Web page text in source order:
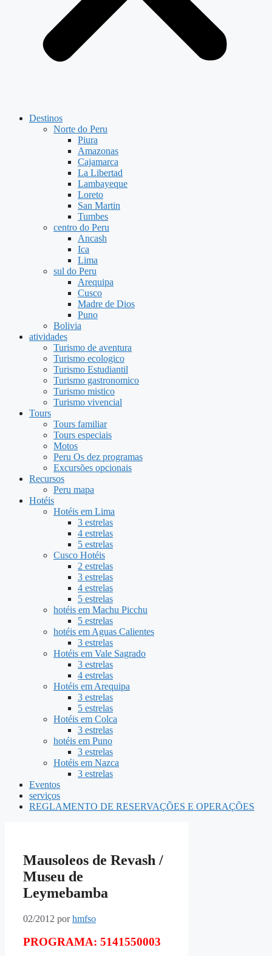
Destinos
Norte do Peru
Piura
Amazonas
Cajamarca
La Libertad
Lambayeque
Loreto
San Martin
Tumbes
centro do Peru
Ancash
Ica
Lima
sul do Peru
Arequipa
Cusco
Madre de Dios
Puno
Bolivia
atividades
Turismo de aventura
Turismo ecologico
Turismo Estudiantil
Turismo gastronomico
Turismo mistico
Turismo vivencial
Tours
Tours familiar
Tours especiais
Motos
Peru Os dez programas
Excursões opcionais
Recursos
Peru mapa
Hotéis
Hotéis em Lima
3 estrelas
4 estrelas
5 estrelas
Cusco Hotéis
2 estrelas
3 estrelas
4 estrelas
5 estrelas
hotéis em Machu Picchu
5 estrelas
hotéis em Aguas Calientes
3 estrelas
Hotéis em Vale Sagrado
3 estrelas
4 estrelas
Hotéis em Arequipa
3 estrelas
5 estrelas
Hotéis em Colca
3 estrelas
hotéis em Puno
3 estrelas
Hotéis em Nazca
3 estrelas
Eventos
serviços
REGLAMENTO DE RESERVAÇÕES E OPERAÇÕES
Mausoleos de Revash /
Museu de
Leymebamba
02/2012 porhmfso
PROGRAMA: 5141550003